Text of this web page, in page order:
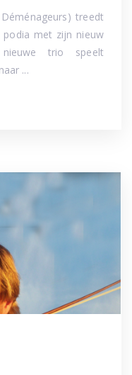
treedt
met zijn nieuw
trio speelt
...